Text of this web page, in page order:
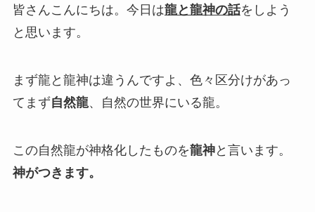
皆さんこんにちは。今日は龍と龍神の話をしよう
と思います。
まず龍と龍神は違うんですよ、色々区分けがあっ
てまず自然龍、自然の世界にいる龍。
この自然龍が神格化したものを龍神と言います。
神がつきます。